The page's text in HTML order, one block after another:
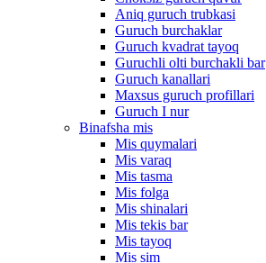
Aniq guruch trubkasi
Guruch burchaklar
Guruch kvadrat tayoq
Guruchli olti burchakli bar
Guruch kanallari
Maxsus guruch profillari
Guruch I nur
Binafsha mis
Mis quymalari
Mis varaq
Mis tasma
Mis folga
Mis shinalari
Mis tekis bar
Mis tayoq
Mis sim